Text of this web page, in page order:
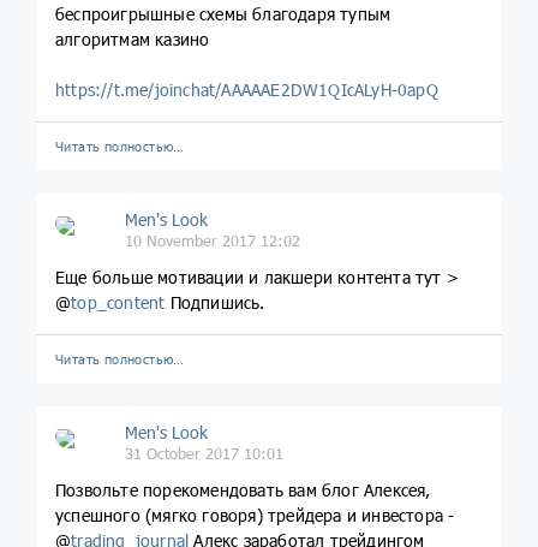
беспроигрышные схемы благодаря тупым
алгоритмам казино
https://t.me/joinchat/AAAAAE2DW1QIcALyH-0apQ
Читать полностью…
Men's Look
10 November 2017 12:02
Еще больше мотивации и лакшери контента тут >
@top_content Подпишись.
Читать полностью…
Men's Look
31 October 2017 10:01
Позвольте порекомендовать вам блог Алексея,
успешного (мягко говоря) трейдера и инвестора -
@trading_journal Алекс заработал трейдингом